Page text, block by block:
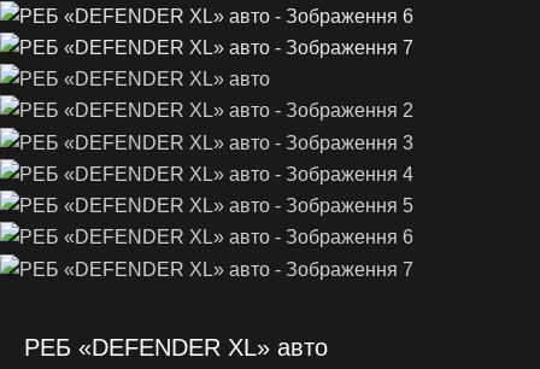
РЕБ «DEFENDER XL» авто